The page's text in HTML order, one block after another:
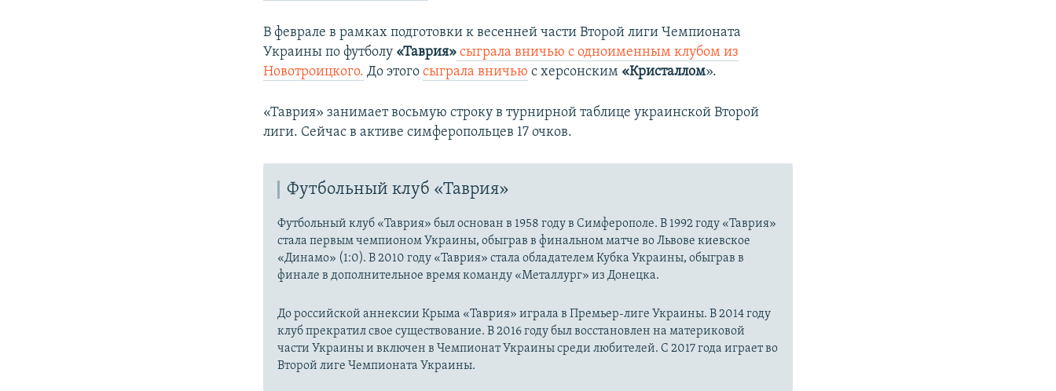
В феврале в рамках подготовки к весенней части Второй лиги Чемпионата
Украины по футболу «Таврия» сыграла вничью с одноименным клубом из
Новотроицкого. До этогосыграла вничью с херсонским «Кристаллом».
«Таврия» занимает восьмую строку в турнирной таблице украинской Второй
лиги. Сейчас в активе симферопольцев 17 очков.
Футбольный клуб «Таврия»
Футбольный клуб «Таврия» был основан в 1958 году в Симферополе. В 1992 году «Таврия»
стала первым чемпионом Украины, обыграв в финальном матче во Львове киевское
«Динамо» (1:0). В 2010 году «Таврия» стала обладателем Кубка Украины, обыграв в
финале в дополнительное время команду «Металлург» из Донецка.
До российской аннексии Крыма «Таврия» играла в Премьер-лиге Украины. В 2014 году
клуб прекратил свое существование. В 2016 году был восстановлен на материковой
части Украины и включен в Чемпионат Украины среди любителей. С 2017 года играет во
Второй лиге Чемпионата Украины.